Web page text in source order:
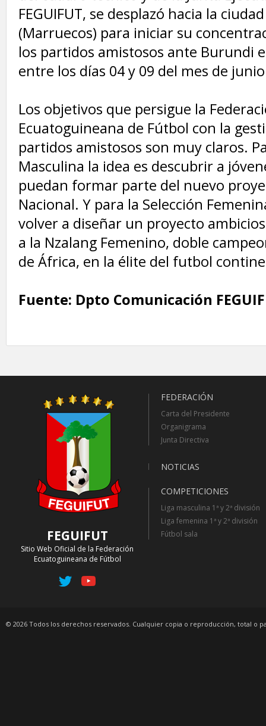
FEGUIFUT, se desplazó hacia la
(Marruecos) para iniciar su
los partidos amistosos ante Burundi
entre los días 04 y 09 del mes de
‎Los objetivos que persigue la
Ecuatoguineana de Fútbol con la
partidos amistosos son muy claros.
Masculina la idea es descubrir a
puedan formar parte del nuevo
Nacional. Y para la Selección
volver a diseñar un proyecto
a la Nzalang Femenino, doble
de África, en la élite del futbol
Fuente: Dpto Comunicación
FEGUIFUT
Sitio Web Oficial de la Federación
Ecuatoguineana de Fútbol
FEDERACIÓN
Carta del Presidente
Organigrama
Junta Directiva
NOTICIAS
COMPETICIONES
Liga masculina 1ª y 2ª división
Liga femenina 1ª y 2ª división
Fútbol sala
© 2026 Todos los derechos reservados. Cualquier copia o reproducción, total